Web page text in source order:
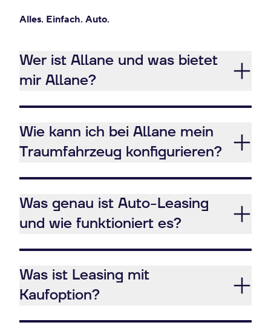
Alles. Einfach. Auto.
Wer ist Allane und was bietet
mir Allane?
Wie kann ich bei Allane mein
Traumfahrzeug konfigurieren?
Was genau ist Auto-Leasing
und wie funktioniert es?
Was ist Leasing mit
Kaufoption?